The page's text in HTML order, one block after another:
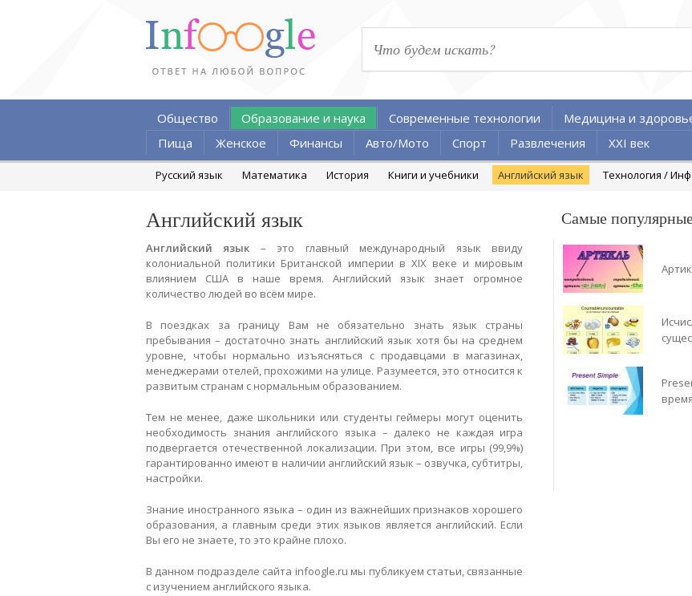
Общество Образование и наука Современные технологии Медицина и
Пища
Женское Финансы Авто/Мото Спорт Развлечения XXI век
Русский язык Математика История Книги и учебники Английский язык Технология /
Английский язык
Английский язык – это главный международный язык ввиду
колониальной политики Британской империи в XIX веке и мировым
влиянием США в наше время. Английский язык знает огромное
количество людей во всём мире.
В поездках за границу Вам не обязательно знать язык страны
пребывания – достаточно знать английский язык хотя бы на среднем
уровне, чтобы нормально изъясняться с продавцами в магазинах,
менеджерами отелей, прохожими на улице. Разумеется, это относится к
развитым странам с нормальным образованием.
Тем не менее, даже школьники или студенты геймеры могут оценить
необходимость знания английского языка – далеко не каждая игра
подвергается отечественной локализации. При этом, все игры (99,9%)
гарантированно имеют в наличии английский язык – озвучка, субтитры,
настройки.
Знание иностранного языка – один из важнейших признаков хорошего
образования, а главным среди этих языков является английский. Если
Вы его не знаете, то это крайне плохо.
В данном подразделе сайта infoogle.ru мы публикуем статьи, связанные
с изучением английского языка.
Самые
время